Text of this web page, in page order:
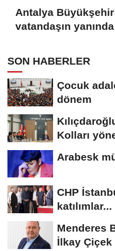
Antalya
vatandaşın yanında
SON HABERLER
Çocuk
dönem
Kolları
Arabesk
CHP
Menderes
İlkay